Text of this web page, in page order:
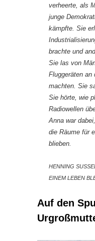
verheerte, als
junge
kämpfte. Sie
brachte und
Sie las von
Fluggeräten an
machten. Sie
Sie hörte, wie
Radiowellen
Anna war
die Räume für
blieben.
HENNING
INEM LEBEN
Auf den